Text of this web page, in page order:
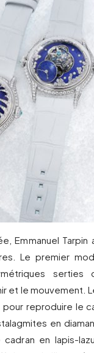
Emmanuel
Le premier
serties
et le mouvement.
reproduire le
en
en lapis-